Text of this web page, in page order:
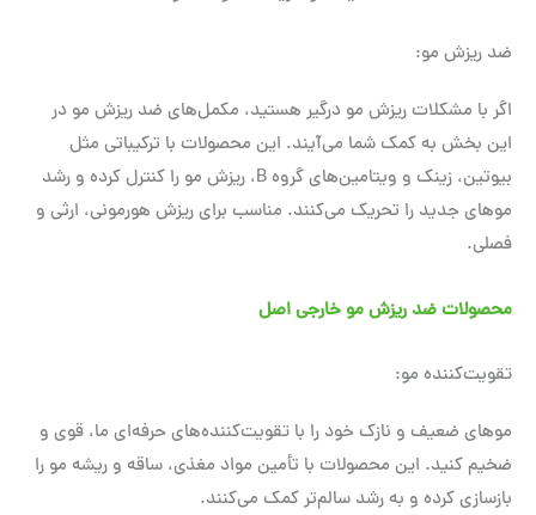
ضد ریزش مو:
اگر با مشکلات ریزش مو درگیر هستید، مکمل‌های ضد ریزش مو در
این بخش به کمک شما می‌آیند. این محصولات با ترکیباتی مثل
بیوتین، زینک و ویتامین‌های گروه B، ریزش مو را کنترل کرده و رشد
موهای جدید را تحریک می‌کنند. مناسب برای ریزش هورمونی، ارثی و
فصلی.
محصولات ضد ریزش مو خارجی اصل
تقویت‌کننده مو:
موهای ضعیف و نازک خود را با تقویت‌کننده‌های حرفه‌ای ما، قوی و
ضخیم کنید. این محصولات با تأمین مواد مغذی، ساقه و ریشه مو را
بازسازی کرده و به رشد سالم‌تر کمک می‌کنند.